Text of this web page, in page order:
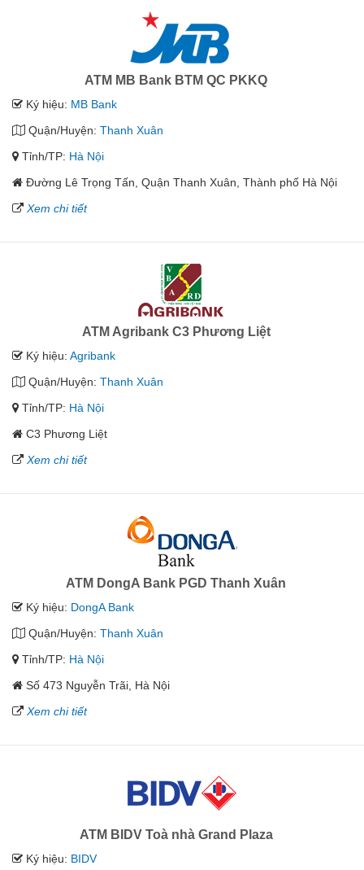
ATM MB Bank BTM QC PKKQ
Ký hiệu: MB Bank
Quận/Huyện: Thanh Xuân
Tỉnh/TP: Hà Nội
Đường Lê Trọng Tấn, Quận Thanh Xuân, Thành phố Hà Nội
Xem chi tiết
ATM Agribank C3 Phương Liệt
Ký hiệu: Agribank
Quận/Huyện: Thanh Xuân
Tỉnh/TP: Hà Nội
C3 Phương Liệt
Xem chi tiết
ATM DongA Bank PGD Thanh Xuân
Ký hiệu: DongA Bank
Quận/Huyện: Thanh Xuân
Tỉnh/TP: Hà Nội
Số 473 Nguyễn Trãi, Hà Nội
Xem chi tiết
ATM BIDV Toà nhà Grand Plaza
Ký hiệu: BIDV